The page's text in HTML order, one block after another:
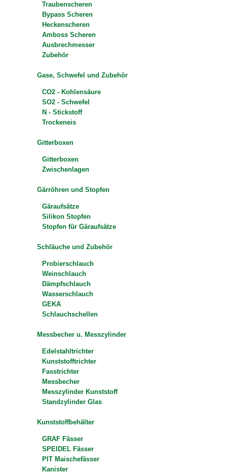
Traubenscheren
Bypass Scheren
Heckenscheren
Amboss Scheren
Ausbrechmesser
Zubehör
Gase, Schwefel und Zubehör
CO2 - Kohlensäure
SO2 - Schwefel
N - Stickstoff
Trockeneis
Gitterboxen
Gitterboxen
Zwischenlagen
Gärröhren und Stopfen
Gäraufsätze
Silikon Stopfen
Stopfen für Gäraufsätze
Schläuche und Zubehör
Probierschlauch
Weinschlauch
Dämpfschlauch
Wasserschlauch
GEKA
Schlauchschellen
Messbecher u. Messzylinder
Edelstahltrichter
Kunststofftrichter
Fasstrichter
Messbecher
Messzylinder Kunststoff
Standzylinder Glas
Kunststoffbehälter
GRAF Fässer
SPEIDEL Fässer
PIT Maischefässer
Kanister